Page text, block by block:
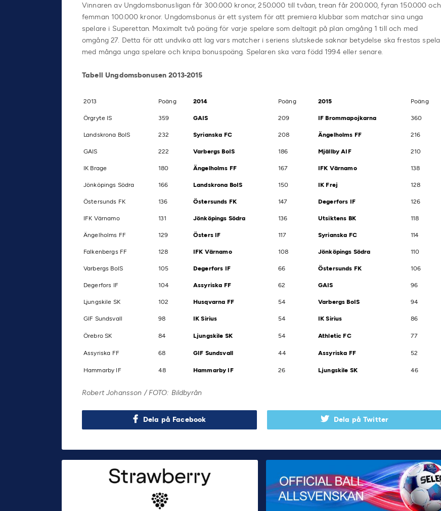
Vinnaren av Ungdomsbonusligan får 300.000 kronor, 250.000 till tvåan, trean får 200.000, fyran 150.000 och
femman 100.000 kronor. Ungdomsbonus är ett system för att premiera klubbar som matchar sina unga
spelare i Superettan. Maximalt två poäng för varje spelare som deltagit på plan omgång 1 till och med
omgång 27. Detta för att undvika att lag vars matcher i seriens slutskede saknar betydelse ska frestas spela
med många unga spelare och knipa bonuspoäng. Spelaren ska vara född 1994 eller senare.
Tabell Ungdomsbonusen 2013-2015
2013 Poäng 2014 Poäng 2015 Poäng
Örgryte IS 359 GAIS 209 IF Brommapojkarna 360
Landskrona BoIS 232 Syrianska FC 208 Ängelholms FF 216
GAIS 222 Varbergs BoIS 186 Mjällby AIF 210
IK Brage 180 Ängelholms FF 167 IFK Värnamo 138
Jönköpings Södra 166 Landskrona BoIS 150 IK Frej 128
Östersunds FK 136 Östersunds FK 147 Degerfors IF 126
IFK Värnamo 131 Jönköpings Södra 136 Utsiktens BK 118
Ängelholms FF 129 Östers IF 117 Syrianska FC 114
Falkenbergs FF 128 IFK Värnamo 108 Jönköpings Södra 110
Varbergs BoIS 105 Degerfors IF 66 Östersunds FK 106
Degerfors IF 104 Assyriska FF 62 GAIS 96
Ljungskile SK 102 Husqvarna FF 54 Varbergs BoIS 94
GIF Sundsvall 98 IK Sirius 54 IK Sirius 86
Örebro SK 84 Ljungskile SK 54 Athletic FC 77
Assyriska FF 68 GIF Sundsvall 44 Assyriska FF 52
Hammarby IF 48 Hammarby IF 26 Ljungskile SK 46
Robert Johansson / FOTO: Bildbyrån
Dela på Facebook Dela på Twitter